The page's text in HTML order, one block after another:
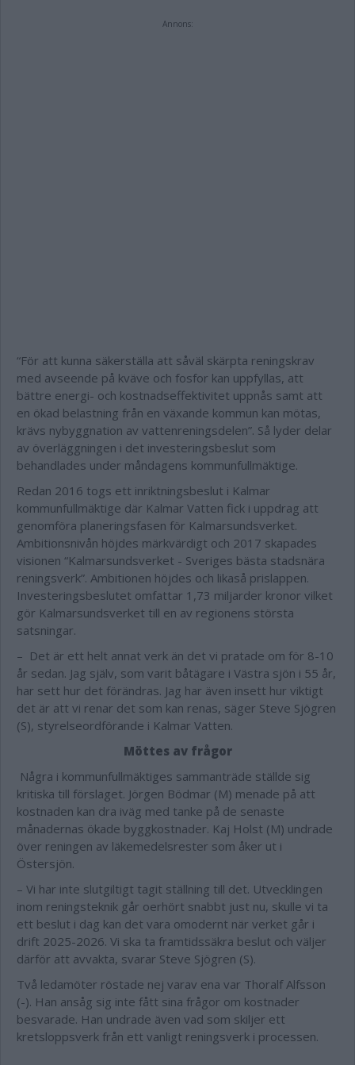
Annons:
“För att kunna säkerställa att såväl skärpta reningskrav
med avseende på kväve och fosfor kan uppfyllas, att
bättre energi- och kostnadseffektivitet uppnås samt att
en ökad belastning från en växande kommun kan mötas,
krävs nybyggnation av vattenreningsdelen”. Så lyder delar
av överläggningen i det investeringsbeslut som
behandlades under måndagens kommunfullmäktige.
Redan 2016 togs ett inriktningsbeslut i Kalmar
kommunfullmäktige där Kalmar Vatten fick i uppdrag att
genomföra planeringsfasen för Kalmarsundsverket.
Ambitionsnivån höjdes märkvärdigt och 2017 skapades
visionen “Kalmarsundsverket - Sveriges bästa stadsnära
reningsverk”. Ambitionen höjdes och likaså prislappen.
Investeringsbeslutet omfattar 1,73 miljarder kronor vilket
gör Kalmarsundsverket till en av regionens största
satsningar.
– Det är ett helt annat verk än det vi pratade om för 8-10
år sedan. Jag själv, som varit båtägare i Västra sjön i 55 år,
har sett hur det förändras. Jag har även insett hur viktigt
det är att vi renar det som kan renas, säger Steve Sjögren
(S), styrelseordförande i Kalmar Vatten.
Möttes av frågor
Några i kommunfullmäktiges sammanträde ställde sig
kritiska till förslaget. Jörgen Bödmar (M) menade på att
kostnaden kan dra iväg med tanke på de senaste
månadernas ökade byggkostnader. Kaj Holst (M) undrade
över reningen av läkemedelsrester som åker ut i
Östersjön.
– Vi har inte slutgiltigt tagit ställning till det. Utvecklingen
inom reningsteknik går oerhört snabbt just nu, skulle vi ta
ett beslut i dag kan det vara omodernt när verket går i
drift 2025-2026. Vi ska ta framtidssäkra beslut och väljer
därför att avvakta, svarar Steve Sjögren (S).
Två ledamöter röstade nej varav ena var Thoralf Alfsson
(-). Han ansåg sig inte fått sina frågor om kostnader
besvarade. Han undrade även vad som skiljer ett
kretsloppsverk från ett vanligt reningsverk i processen.